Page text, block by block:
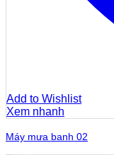
Add to Wishlist
Xem nhanh
Máy mưa banh 02